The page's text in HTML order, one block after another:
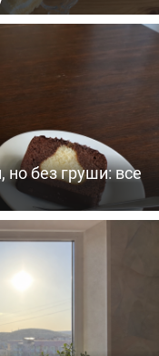
но без груши: все